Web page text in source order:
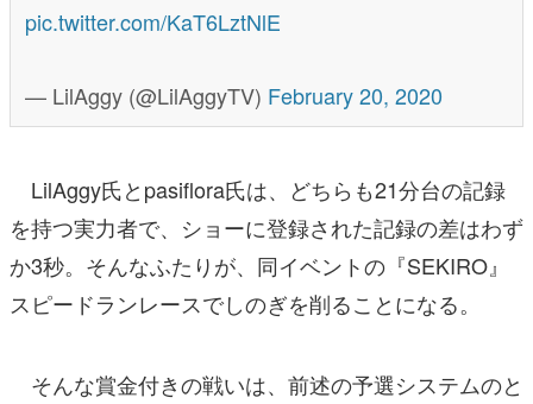
pic.twitter.com/KaT6LztNlE
— LilAggy (@LilAggyTV) February 20, 2020
LilAggy氏とpasiflora氏は、どちらも21分台の記録
を持つ実力者で、ショーに登録された記録の差はわず
か3秒。そんなふたりが、同イベントの『SEKIRO』
スピードランレースでしのぎを削ることになる。
そんな賞金付きの戦いは、前述の予選システムのと